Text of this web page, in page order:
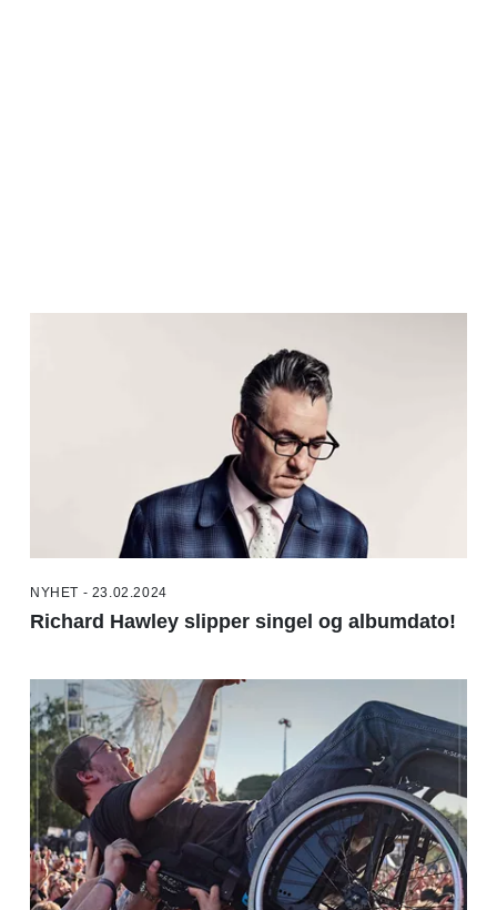
NYHET - 23.02.2024
Richard Hawley slipper singel og albumdato!